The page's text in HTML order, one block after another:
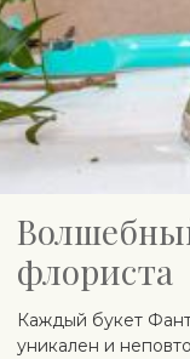
флориста
Каждый букет
уникален и